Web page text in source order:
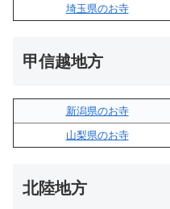
埼玉県のお寺
甲信越地方
新潟県のお寺
山梨県のお寺
北陸地方